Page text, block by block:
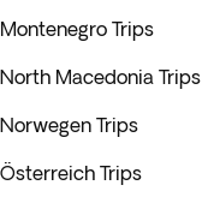
Montenegro Trips
North Macedonia Trips
Norwegen Trips
Österreich Trips